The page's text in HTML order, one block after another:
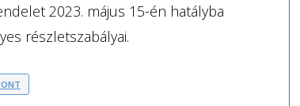
2023. május 15-én hatályba
részletszabályai.